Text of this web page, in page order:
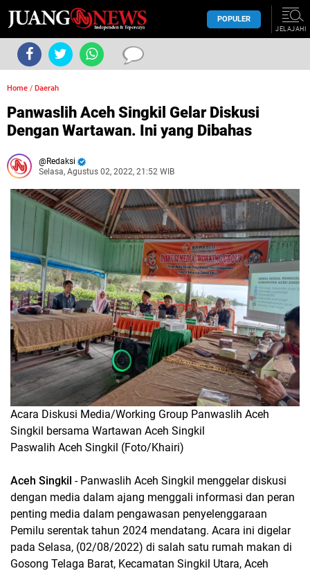
POPULER
JELAJAHI
Home / Daerah
Panwaslih Aceh Singkil Gelar Diskusi
Dengan Wartawan. Ini yang Dibahas
Redaksi
Selasa, Agustus 02, 2022, 21:52 WIB
Acara Diskusi Media/Working Group Panwaslih Aceh
Singkil bersama Wartawan Aceh Singkil
Paswalih Aceh Singkil (Foto/Khairi)
Aceh Singkil - Panwaslih Aceh Singkil menggelar diskusi
dengan media dalam ajang menggali informasi dan peran
penting media dalam pengawasan penyelenggaraan
Pemilu serentak tahun 2024 mendatang. Acara ini digelar
pada Selasa, (02/08/2022) di salah satu rumah makan di
Gosong Telaga Barat, Kecamatan Singkil Utara, Aceh